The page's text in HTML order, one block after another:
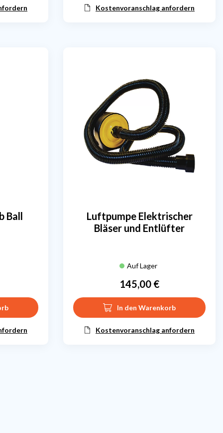
Kostenvoranschlag anfordern
Ball
Luftpumpe Elektrischer
Bläser und Entlüfter
Auf Lager
Preis
145,00 €
In den Warenkorb
Kostenvoranschlag anfordern